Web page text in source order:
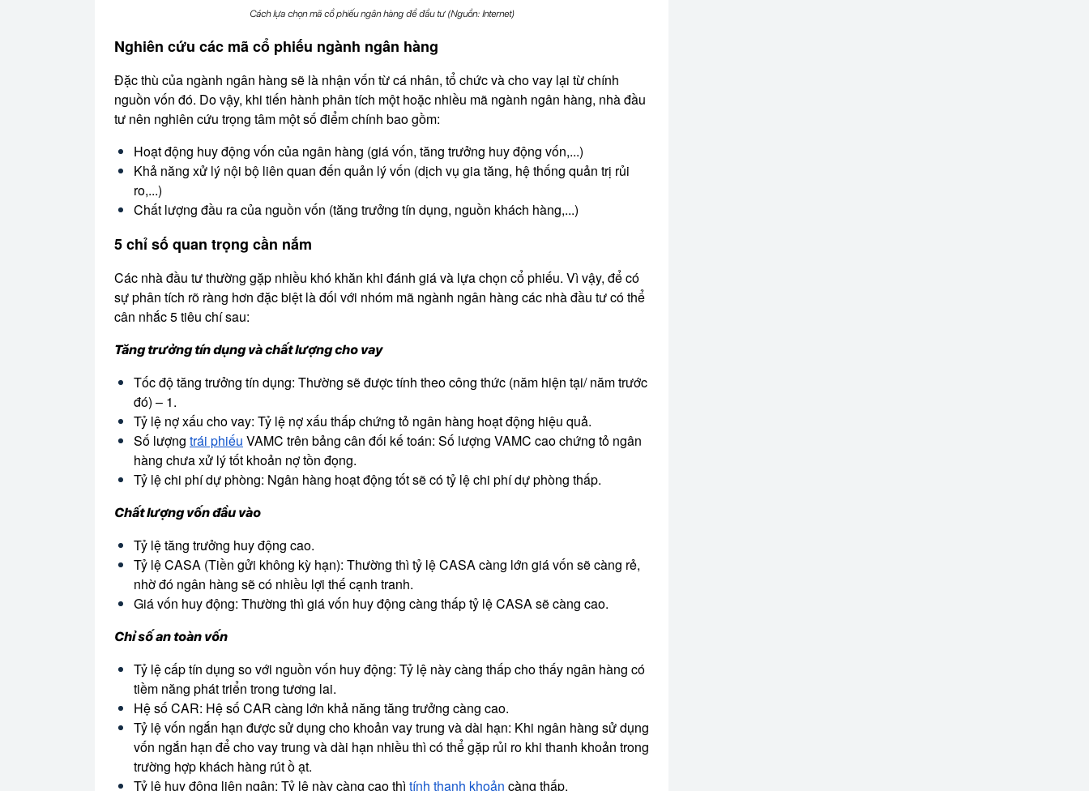
Cách lựa chọn mã cổ phiếu ngân hàng để đầu tư (Nguồn: Internet)
Nghiên cứu các mã cổ phiếu ngành ngân hàng
Đặc thù của ngành ngân hàng sẽ là nhận vốn từ cá nhân, tổ chức và cho vay lại từ chính
nguồn vốn đó. Do vậy, khi tiến hành phân tích một hoặc nhiều mã ngành ngân hàng, nhà đầu
tư nên nghiên cứu trọng tâm một số điểm chính bao gồm:
Hoạt động huy động vốn của ngân hàng (giá vốn, tăng trưởng huy động vốn,...)
Khả năng xử lý nội bộ liên quan đến quản lý vốn (dịch vụ gia tăng, hệ thống quản trị rủi
ro,...)
Chất lượng đầu ra của nguồn vốn (tăng trưởng tín dụng, nguồn khách hàng,...)
5 chỉ số quan trọng cần nắm
Các nhà đầu tư thường gặp nhiều khó khăn khi đánh giá và lựa chọn cổ phiếu. Vì vậy, để có
sự phân tích rõ ràng hơn đặc biệt là đối với nhóm mã ngành ngân hàng các nhà đầu tư có thể
cân nhắc 5 tiêu chí sau:
Tăng trưởng tín dụng và chất lượng cho vay
Tốc độ tăng trưởng tín dụng: Thường sẽ được tính theo công thức (năm hiện tại/ năm trước
đó) – 1.
Tỷ lệ nợ xấu cho vay: Tỷ lệ nợ xấu thấp chứng tỏ ngân hàng hoạt động hiệu quả.
Số lượng trái phiếu VAMC trên bảng cân đối kế toán: Số lượng VAMC cao chứng tỏ ngân
hàng chưa xử lý tốt khoản nợ tồn đọng.
Tỷ lệ chi phí dự phòng: Ngân hàng hoạt động tốt sẽ có tỷ lệ chi phí dự phòng thấp.
Chất lượng vốn đầu vào
Tỷ lệ tăng trưởng huy động cao.
Tỷ lệ CASA (Tiền gửi không kỳ hạn): Thường thì tỷ lệ CASA càng lớn giá vốn sẽ càng rẻ,
nhờ đó ngân hàng sẽ có nhiều lợi thế cạnh tranh.
Giá vốn huy động: Thường thì giá vốn huy động càng thấp tỷ lệ CASA sẽ càng cao.
Chỉ số an toàn vốn
Tỷ lệ cấp tín dụng so với nguồn vốn huy động: Tỷ lệ này càng thấp cho thấy ngân hàng có
tiềm năng phát triển trong tương lai.
Hệ số CAR: Hệ số CAR càng lớn khả năng tăng trưởng càng cao.
Tỷ lệ vốn ngắn hạn được sử dụng cho khoản vay trung và dài hạn: Khi ngân hàng sử dụng
vốn ngắn hạn để cho vay trung và dài hạn nhiều thì có thể gặp rủi ro khi thanh khoản trong
trường hợp khách hàng rút ồ ạt.
Tỷ lệ huy động liên ngân: Tỷ lệ này càng cao thì tính thanh khoản càng thấp.